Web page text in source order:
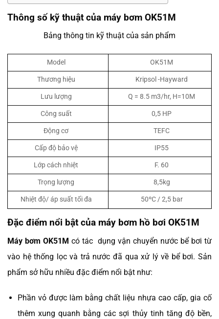
Thông số kỹ thuật của máy bơm OK51M
Bảng thông tin kỹ thuật của sản phẩm
Model OK51M
Thương hiệu Kripsol -Hayward
Lưu lượng Q = 8.5 m3/hr, H=10M
Công suất 0,5 HP
Động cơ TEFC
Cấp độ bảo vệ IP55
Lớp cách nhiệt F. 60
Trọng lượng 8,5kg
Nhiệt độ/ áp suất tối đa 50ºC / 2,5 bar
Đặc điểm nổi bật của máy bơm hồ bơi OK51M
Máy bơm OK51M có tác dụng vận chuyển nước bể bơi từ
vào hệ thống lọc và trả nước đã qua xử lý về bể bơi. Sản
phẩm sở hữu nhiều đặc điểm nổi bật như:
Phần vỏ được làm bằng chất liệu nhựa cao cấp, gia cố
thêm xung quanh bằng các sợi thủy tinh tăng độ bền,